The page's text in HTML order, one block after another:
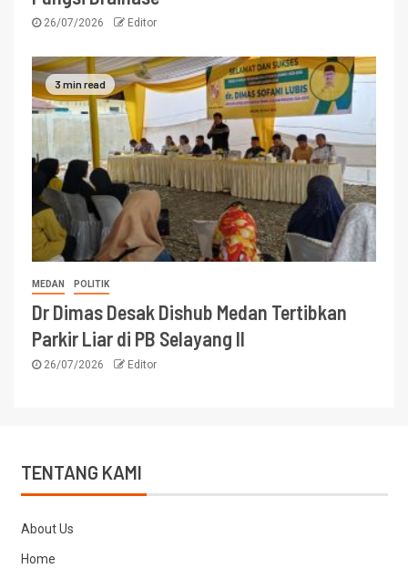
26/07/2026 Editor
3 min read
MEDAN POLITIK
Dr Dimas Desak Dishub Medan Tertibkan
Parkir Liar di PB Selayang II
26/07/2026 Editor
TENTANG KAMI
About Us
Home